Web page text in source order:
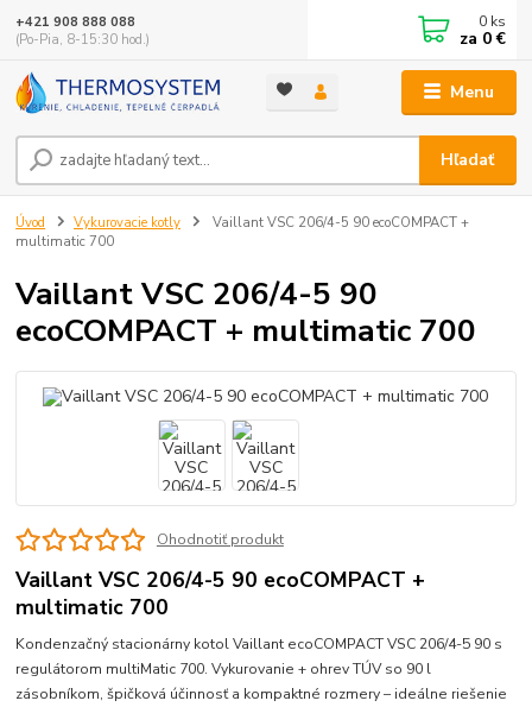
Menu
Hľadať
+421 908 888 088
(Po-Pia, 8-15:30 hod.)
0 ks
za 0 €
Úvod Vykurovacie kotly
Vaillant VSC 206/4-5 90 ecoCOMPACT +
multimatic 700
Vaillant VSC 206/4-5 90
ecoCOMPACT + multimatic 700
Ohodnotiť produkt
Vaillant VSC 206/4-5 90 ecoCOMPACT +
multimatic 700
Kondenzačný stacionárny kotol Vaillant ecoCOMPACT VSC 206/4-5 90 s
regulátorom multiMatic 700. Vykurovanie + ohrev TÚV so 90 l
zásobníkom, špičková účinnosť a kompaktné rozmery – ideálne riešenie